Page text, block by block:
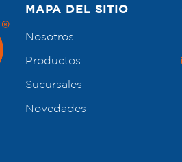
MAPA DEL SITIO
Nosotros
Productos
Sucursales
Novedades